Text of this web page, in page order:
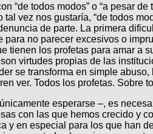
“de todos modos” o “a pesar de
vez nos gustaría, “de todos
de parte. La primera
no parecer excesivos o
tienen los profetas para amar a
virtudes propias de las
se transforma en simple
ver. Todos los profetas. Sobre
esperarse –, es
con las que hemos crecido y
y en especial para los que han